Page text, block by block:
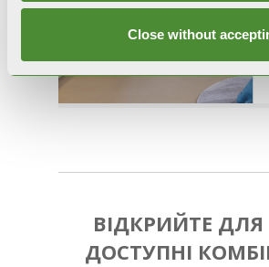
Close without
ВІДКРИЙТЕ ДЛЯ
ДОСТУПНІ